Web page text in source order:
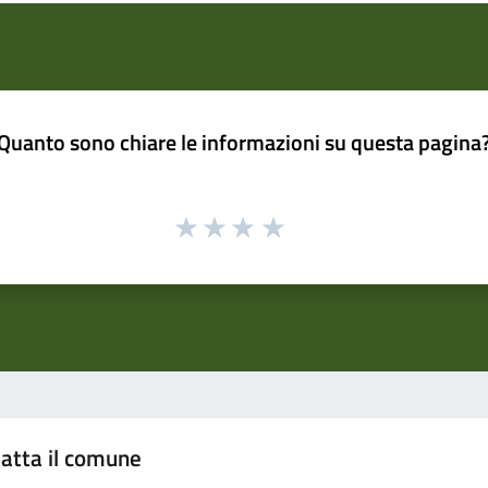
sono chiare le informazioni su questa
il comune